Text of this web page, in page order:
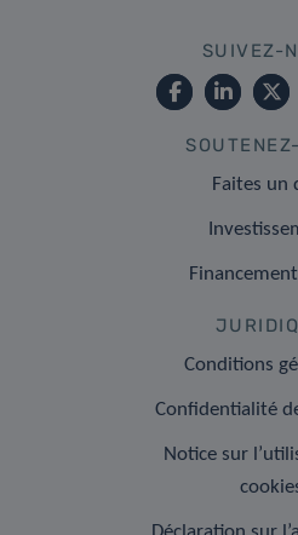
SUIVEZ-
Faites un
Conditions
Confidentialité
Notice sur